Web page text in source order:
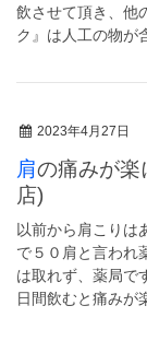
飲させて頂き、他
ク』は人工の物が
2023年4月27日
肩の痛みが楽になりました。 (中央薬品 国見
店)
以前から肩こりは
で５０肩と言われ
は取れず、薬局で
日間飲むと痛み